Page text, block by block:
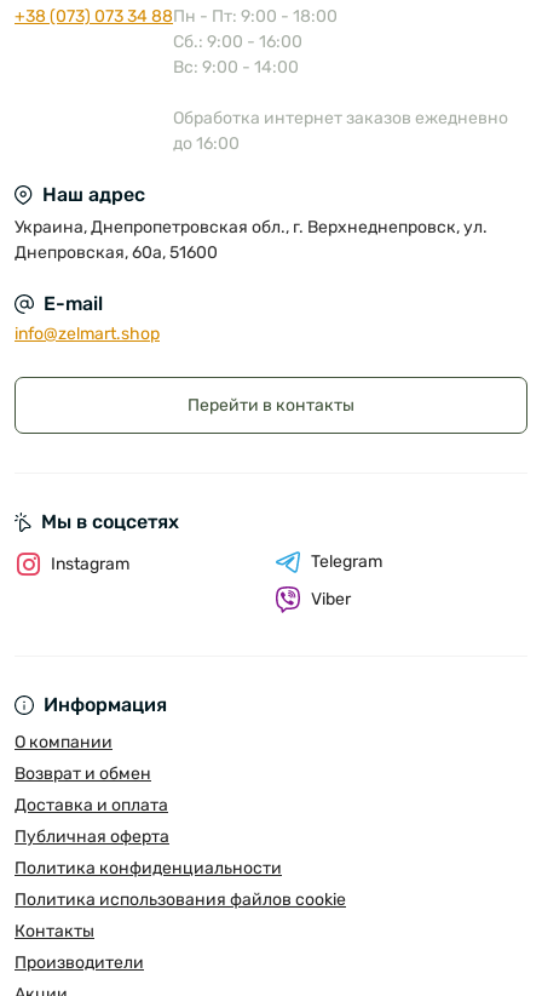
+38 (073) 073 34 88Пн - Пт: 9:00 - 18:00
Сб.: 9:00 - 16:00
Вс: 9:00 - 14:00
Обработка интернет заказов ежедневно
до 16:00
Наш адрес
Украина, Днепропетровская обл., г. Верхнеднепровск, ул.
Днепровская, 60а, 51600
E-mail
info@zelmart.shop
Перейти в контакты
Информация
О компании
Возврат и обмен
Доставка и оплата
Публичная оферта
Политика конфиденциальности
Политика использования файлов cookie
Контакты
Производители
Мы в соцсетях
Instagram
Telegram
Viber